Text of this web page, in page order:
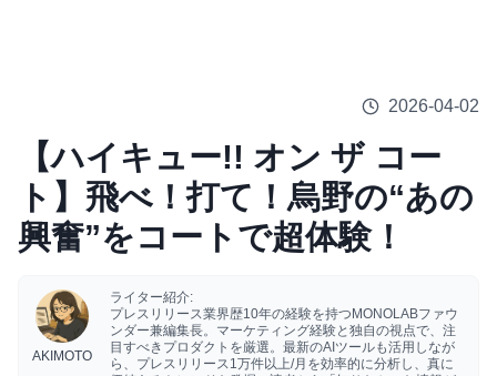
2026-04-02
【ハイキュー!! オン ザ コー
ト】飛べ！打て！烏野の“あの
興奮”をコートで超体験！
AKIMOTO
ライター紹介:
プレスリリース業界歴10年の経験を持つMONOLABファウ
ンダー兼編集長。マーケティング経験と独自の視点で、注
目すべきプロダクトを厳選。最新のAIツールも活用しなが
ら、プレスリリース1万件以上/月を効率的に分析し、真に